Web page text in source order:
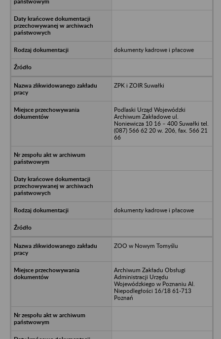
dokumenty kadrowe i płacowe
ZPK i ZOIR Suwałki
Podlaski Urząd Wojewódzki
Archiwum Zakładowe ul.
Noniewicza 10 16 – 400 Suwałki tel.
(087) 566 62 20 w. 206, fax. 566 21
66
dokumenty kadrowe i płacowe
ZOO w Nowym Tomyślu
Archiwum Zakładu Obsługi
Administracji Urzędu
Wojewódzkiego w Poznaniu Al.
Niepodległości 16/18 61-713
Poznań